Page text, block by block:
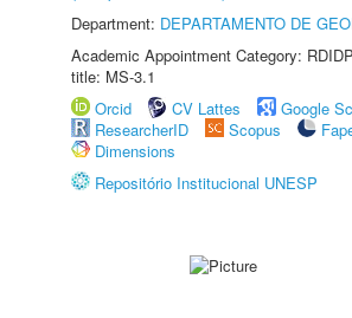
Department: DEPARTAMENTO DE
Academic Appointment Category:
title: MS-3.1
Orcid
CV Lattes
Google
ResearcherID
Scopus
Dimensions
Repositório Institucional UNESP